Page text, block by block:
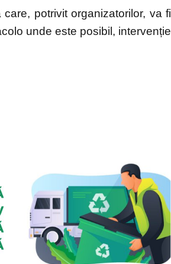
potrivit organizatorilor, va fi
unde este posibil, intervenție